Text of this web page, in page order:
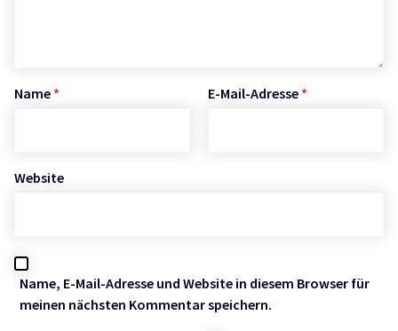
Name * E-Mail-Adresse *
Website
Name, E-Mail-Adresse und Website in diesem Browser für
meinen nächsten Kommentar speichern.